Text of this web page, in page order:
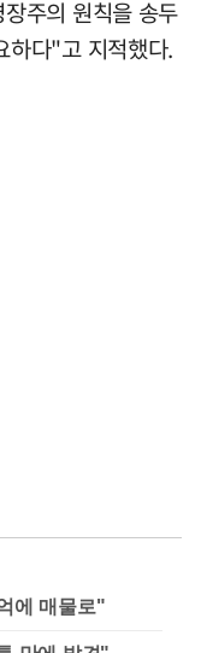
주의 원칙을 송두
하다"고 지적했다.
에 매물로"